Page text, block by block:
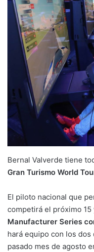
Bernal Valverde tiene
Gran Turismo World
El piloto nacional que
competirá el próximo
Manufacturer Series
hará equipo con los
pasado mes de agosto